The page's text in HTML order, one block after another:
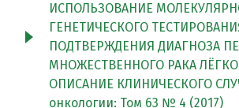
ИСПОЛЬЗОВАНИЕ
ГЕНЕТИЧЕСКОГО
ПОДТВЕРЖДЕНИЯ ДИАГНОЗА
МНОЖЕСТВЕННОГО РАКА
ОПИСАНИЕ КЛИНИЧЕСКОГО
онкологии: Том 63 № 4 (2017)